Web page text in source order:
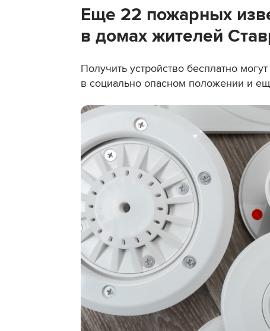
Еще 22 пожарных
в домах жителей
Получить устройство бесплатно
в социально опасном положении и